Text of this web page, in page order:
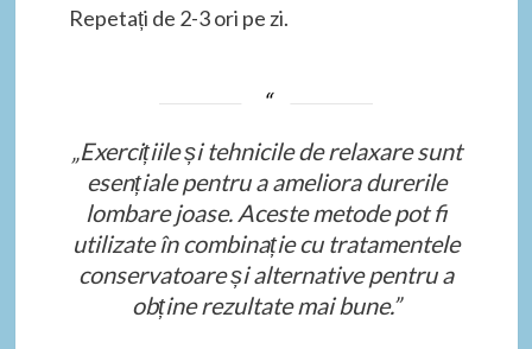
Repetați de 2-3 ori pe zi.
„Exercițiile și tehnicile de relaxare sunt
esențiale pentru a ameliora durerile
lombare joase. Aceste metode pot fi
utilizate în combinație cu tratamentele
conservatoare și alternative pentru a
obține rezultate mai bune.”